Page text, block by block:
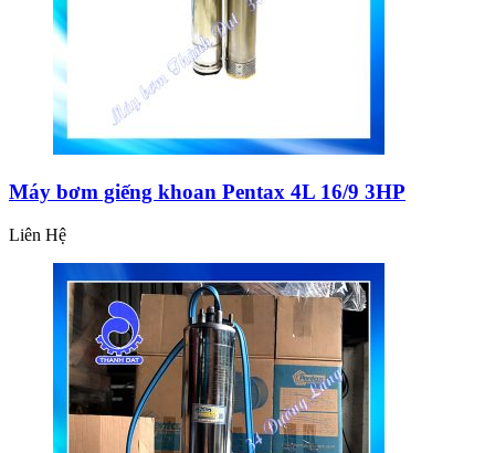
Máy bơm giếng khoan Pentax 4L 16/9 3HP
Liên Hệ